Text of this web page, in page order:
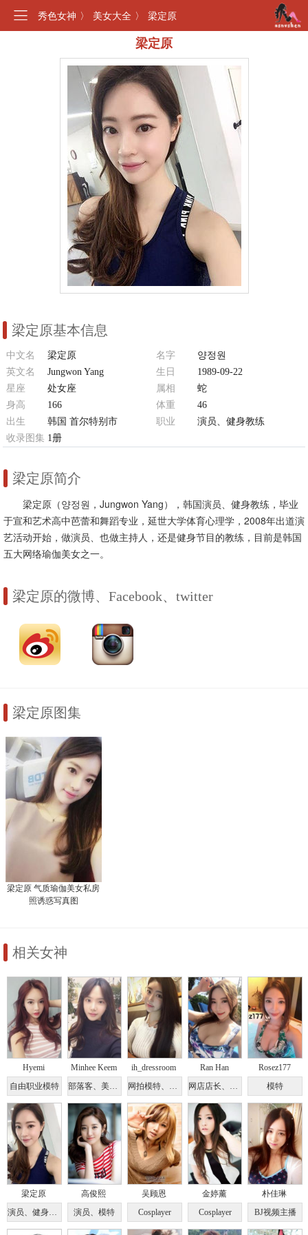
秀色女神 〉 美女大全 〉 梁定原
梁定原
梁定原基本信息
中文名 梁定原 名字
양정원
英文名
Jungwon Yang 生日
1989-09-22
星座
处女座 属相
蛇
身高
166 体重
46
出生
韩国 首尔特别市 职业
演员、健身教练
收录图集 1册
梁定原简介
梁定原（양정원，Jungwon Yang），韩国演员、健身教练，毕业
于宣和艺术高中芭蕾和舞蹈专业，延世大学体育心理学，2008年出道演
艺活动开始，做演员、也做主持人，还是健身节目的教练，目前是韩国
五大网络瑜伽美女之一。
梁定原的微博、Facebook、twitter
梁定原图集
梁定原 气质瑜伽美女私房
照诱惑写真图
相关女神
Hyemi
自由职业模特
Minhee Keem
部落客、美妆达人
ih_dressroom
网拍模特、网红
Ran Han
网店店长、网拍模特
Rosez177
模特
梁定原
演员、健身教练
高俊熙
演员、模特
吴顾恩
Cosplayer
金婷薰
Cosplayer
朴佳琳
BJ视频主播